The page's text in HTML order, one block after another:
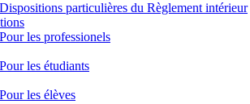
Dispositions particulières du Règlement intérieur
Pour les professionels
Pour les étudiants
Pour les élèves